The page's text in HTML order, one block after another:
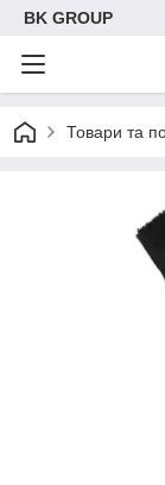
BK GROUP
Товари та